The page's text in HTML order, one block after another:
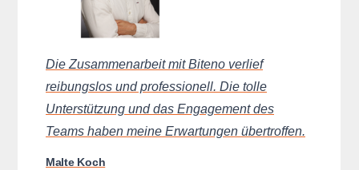
Die Zusammenarbeit mit Biteno verlief
reibungslos und professionell. Die tolle
Unterstützung und das Engagement des
Teams haben meine Erwartungen übertroffen.
Malte Koch